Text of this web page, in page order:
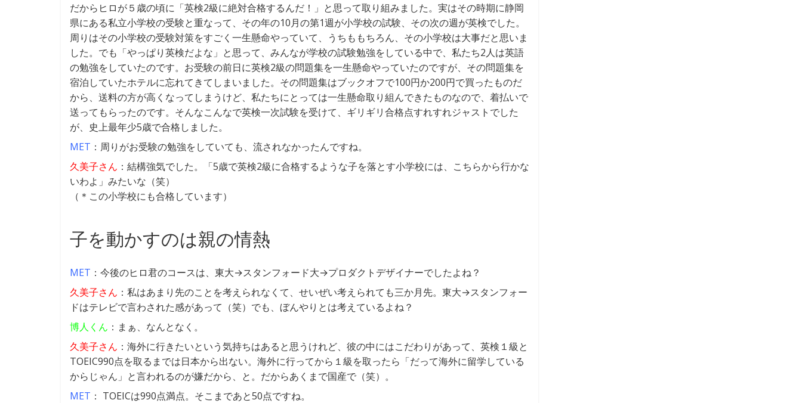
だからヒロが５歳の頃に「英検2級に絶対合格するんだ！」と思って取り組みました。実はその時期に静岡
県にある私立小学校の受験と重なって、その年の10月の第1週が小学校の試験、その次の週が英検でした。
周りはその小学校の受験対策をすごく一生懸命やっていて、うちももちろん、その小学校は大事だと思いま
した。でも「やっぱり英検だよな」と思って、みんなが学校の試験勉強をしている中で、私たち2人は英語
の勉強をしていたのです。お受験の前日に英検2級の問題集を一生懸命やっていたのですが、その問題集を
宿泊していたホテルに忘れてきてしまいました。その問題集はブックオフで100円か200円で買ったものだ
から、送料の方が高くなってしまうけど、私たちにとっては一生懸命取り組んできたものなので、着払いで
送ってもらったのです。そんなこんなで英検一次試験を受けて、ギリギリ合格点すれすれジャストでした
が、史上最年少5歳で合格しました。
MET ：周りがお受験の勉強をしていても、流されなかったんですね。
久美子さん ：結構強気でした。「5歳で英検2級に合格するような子を落とす小学校には、こちらから行かな
いわよ」みたいな（笑）
（＊この小学校にも合格しています）
子を動かすのは親の情熱
MET ：今後のヒロ君のコースは、東大→スタンフォード大→プロダクトデザイナーでしたよね？
久美子さん ：私はあまり先のことを考えられなくて、せいぜい考えられても三か月先。東大→スタンフォー
ドはテレビで言わされた感があって（笑）でも、ぼんやりとは考えているよね？
博人くん ：まぁ、なんとなく。
久美子さん ：海外に行きたいという気持ちはあると思うけれど、彼の中にはこだわりがあって、英検１級と
TOEIC990点を取るまでは日本から出ない。海外に行ってから１級を取ったら「だって海外に留学している
からじゃん」と言われるのが嫌だから、と。だからあくまで国産で（笑）。
MET ： TOEICは990点満点。そこまであと50点ですね。